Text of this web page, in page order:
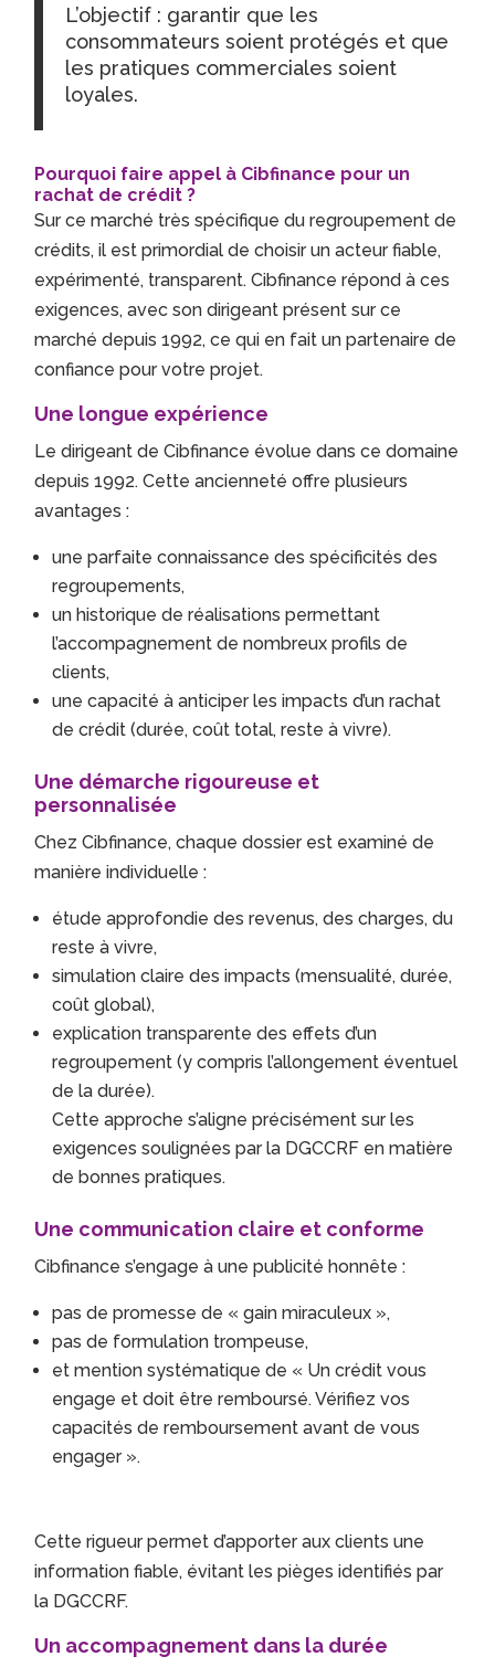
L’objectif : garantir que les
consommateurs soient protégés et que
les pratiques commerciales soient
loyales.
Pourquoi faire appel à Cibfinance pour un
rachat de crédit ?
Sur ce marché très spécifique du regroupement de
crédits, il est primordial de choisir un acteur fiable,
expérimenté, transparent. Cibfinance répond à ces
exigences, avec son dirigeant présent sur ce
marché depuis 1992, ce qui en fait un partenaire de
confiance pour votre projet.
Une longue expérience
Le dirigeant de Cibfinance évolue dans ce domaine
depuis 1992. Cette ancienneté offre plusieurs
avantages :
une parfaite connaissance des spécificités des
regroupements,
un historique de réalisations permettant
l’accompagnement de nombreux profils de
clients,
une capacité à anticiper les impacts d’un rachat
de crédit (durée, coût total, reste à vivre).
Une démarche rigoureuse et
personnalisée
Chez Cibfinance, chaque dossier est examiné de
manière individuelle :
étude approfondie des revenus, des charges, du
reste à vivre,
simulation claire des impacts (mensualité, durée,
coût global),
explication transparente des effets d’un
regroupement (y compris l’allongement éventuel
de la durée).
Cette approche s’aligne précisément sur les
exigences soulignées par la DGCCRF en matière
de bonnes pratiques.
Une communication claire et conforme
Cibfinance s’engage à une publicité honnête :
pas de promesse de « gain miraculeux »,
pas de formulation trompeuse,
et mention systématique de « Un crédit vous
engage et doit être remboursé. Vérifiez vos
capacités de remboursement avant de vous
engager ».
Cette rigueur permet d’apporter aux clients une
information fiable, évitant les pièges identifiés par
la DGCCRF.
Un accompagnement dans la durée